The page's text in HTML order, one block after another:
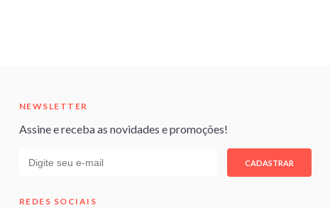
NEWSLETTER
Assine e receba as novidades e promoções!
CADASTRAR
REDES SOCIAIS